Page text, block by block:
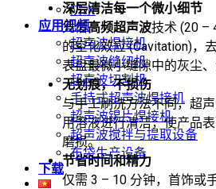
防水
应用视频
超声波焊接机
超声波缝纫机
超声波切割机
手持式超声波焊接机
超声波锡片焊接机
超声波搅拌与提取设备
布袋生产设备
下载
深层清洁每一个微小细节
凭借高频超声波技术 (20 –
的空化效应 (Cavitation)，
表盘最微小缝隙中的灰尘、
无划痕，不损伤
与手工刷洗方法不同，超
用溶液进行清洁，使产品
磨损。
节省时间和精力
仅需 3 – 10 分钟，首饰或